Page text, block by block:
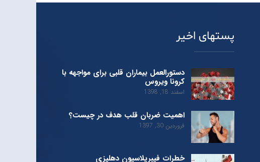
پستهای اخیر
دستورالعمل بیماران قلبی برای مواجهه با
کرونا ویروس
اسفند 18, 1398
اهمیت ضربان قلب هدف در چیست؟
فروردین 30, 1397
خطرات فیبریلاسیون دهلیزی